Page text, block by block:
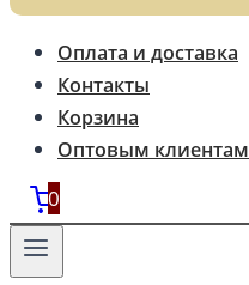
Оплата и доставка
Контакты
Корзина
Оптовым клиентам
0